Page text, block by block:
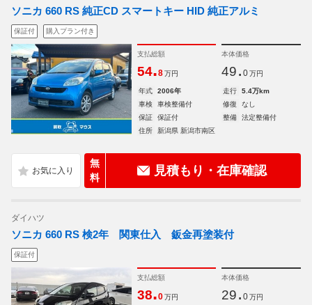
ソニカ 660 RS 純正CD スマートキー HID 純正アルミ
保証付 購入プラン付き
支払総額
54.8 万円
本体価格
49. 0 万円
年式 2006年 走行
5.4万km
車検
車検整備付 修復
なし
保証
保証付 整備
法定整備付
住所
新潟県 新潟市南区
無
料
見積もり・在庫確認
ダイハツ
ソニカ 660 RS 検2年 関東仕入 鈑金再塗装付
保証付
支払総額
38.0 万円
本体価格
29. 0 万円